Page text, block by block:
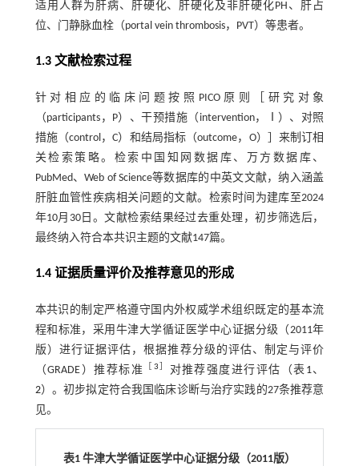
适用人群为肝病、肝硬化、肝硬化及非肝硬化PH、肝占
位、门静脉血栓（portal vein thrombosis，PVT）等患者。
1.3 文献检索过程
针对相应的临床问题按照PICO原则［研究对象
（participants，P）、干预措施（intervention，Ⅰ）、对照
措施（control，C）和结局指标（outcome，O）］来制订相
关检索策略。检索中国知网数据库、万方数据库、
PubMed、Web of Science等数据库的中英文文献，纳入涵盖
肝脏血管性疾病相关问题的文献。检索时间为建库至2024
年10月30日。文献检索结果经过去重处理，初步筛选后，
最终纳入符合本共识主题的文献147篇。
1.4 证据质量评价及推荐意见的形成
本共识的制定严格遵守国内外权威学术组织既定的基本流
程和标准，采用牛津大学循证医学中心证据分级（2011年
版）进行证据评估，根据推荐分级的评估、制定与评价
（GRADE）推荐标准
3 对推荐强度进行评估（表 1、
2）。初步拟定符合我国临床诊断与治疗实践的27条推荐意
见。
表1 牛津大学循证医学中心证据分级（2011版）